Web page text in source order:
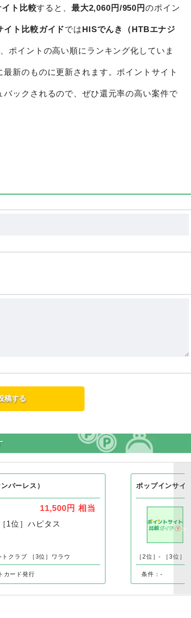
ト比較すると、 最大2,060円/950円 のポイン
イト比較ガイドではHISでんき（HTBエナジ
ポイントの高い順にランキング化していま
新のものに更新されます。ポイントサイト
ックされるので、ぜひ還元率の高い案件で
バーレス）
11,500円 相当
［1位］ ハピタス
トクラブ ［3位］ワラウ
カード発行
ポップインサイト
［2位］- ［3位］-
条件：-